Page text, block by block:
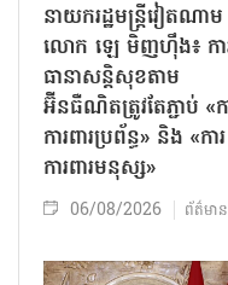
នាយករដ្ឋមន្ត្រីវៀតណាម
លោក ឡេ មិញហ៊ឹង៖ កា
ធានាសន្តិសុខតាម
អ៊ីនធឺណិតត្រូវតែភ្ជាប់ «ក
ការពារប្រព័ន្ធ» និង «ការ
ការពារមនុស្ស»
06/08/2026 ព័ត៌មាន